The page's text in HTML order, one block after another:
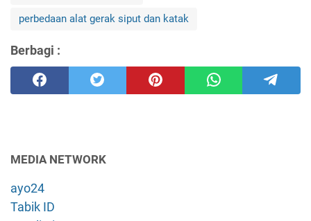
perbedaan alat gerak siput dan katak
Berbagi :
MEDIA NETWORK
ayo24
Tabik ID